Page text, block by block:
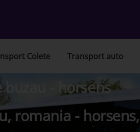
Colete Transport auto
- horsens
romania - horsens,